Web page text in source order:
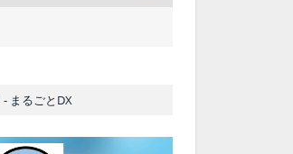
まるごとDX